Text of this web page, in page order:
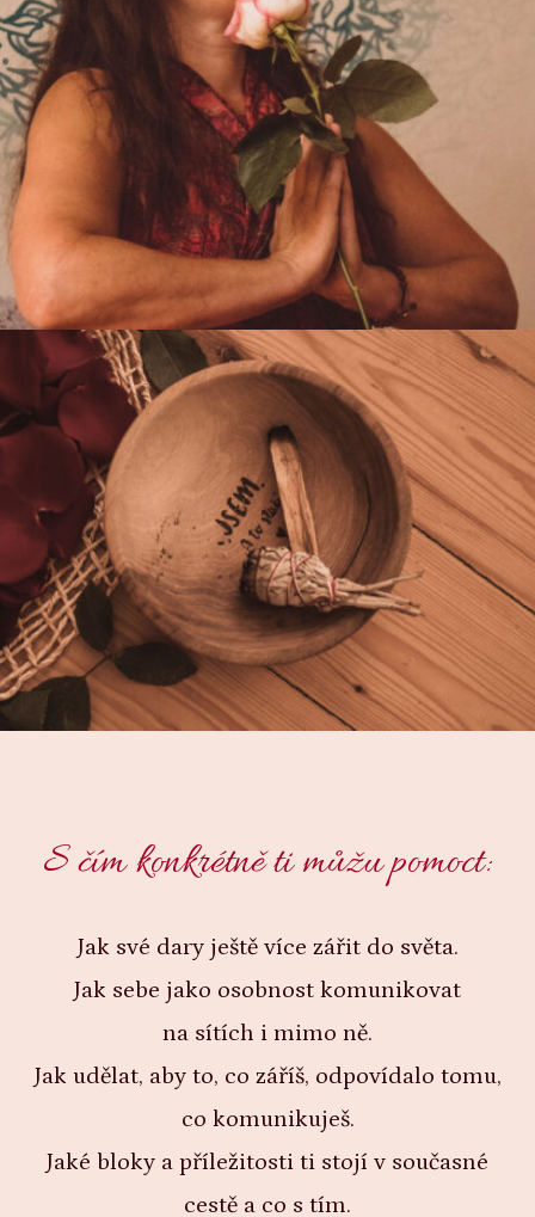
S čím konkrétně ti můžu pomoct:
Jak své dary ještě více zářit do světa.
Jak sebe jako osobnost komunikovat
na sítích i mimo ně.
Jak udělat, aby to, co záříš, odpovídalo tomu,
co komunikuješ.
Jaké bloky a příležitosti ti stojí v současné
cestě a co s tím.